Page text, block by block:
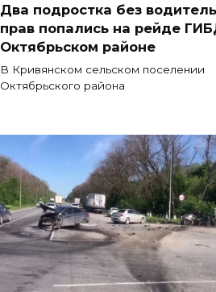
Два подростка без
прав попались на рейде
Октябрьском районе
В Кривянском сельском поселении
Октябрьского района